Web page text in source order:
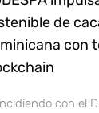
de
con
con el